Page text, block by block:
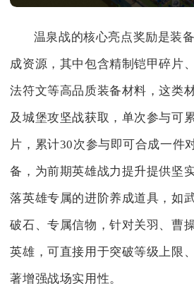
温泉战的核心亮点奖励是装
成资源，其中包含精制铠甲碎片
法符文等高品质装备材料，这类
及城堡攻坚战获取，单次参与可
片，累计30次参与即可合成一件
备，为前期英雄战力提升提供坚
落英雄专属的进阶养成道具，如
破石、专属信物，针对关羽、曹
英雄，可直接用于突破等级上限
著增强战场实用性。